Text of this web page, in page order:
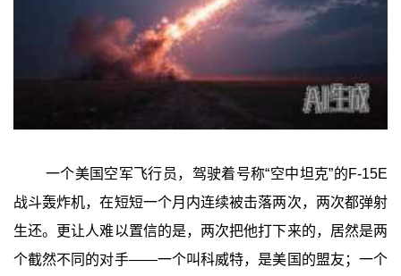
一个美国空军飞行员，驾驶着号称“空中坦克”的F-15E
战斗轰炸机，在短短一个月内连续被击落两次，两次都弹射
生还。更让人难以置信的是，两次把他打下来的，居然是两
个截然不同的对手——一个叫科威特，是美国的盟友；一个